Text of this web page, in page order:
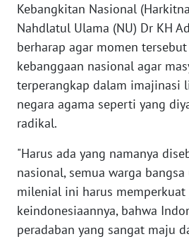
Kebangkitan Nasional
Nahdlatul Ulama (NU) Dr KH
berharap agar momen
kebanggaan nasional agar
terperangkap dalam imajinasi
negara agama seperti yang
radikal.
"Harus ada yang namanya
nasional, semua warga
milenial ini harus
keindonesiaannya, bahwa
peradaban yang sangat maju
Informasi
INDEKS
BERITA
KONTAK
KAMI
INFO
TENTANG
KAMI